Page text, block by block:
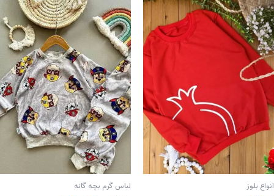
می
باشد.
گزینه
است
صفحه
محصول
انتخاب
شوند
می
باشد.
گزینه
ها
ممکن
است
در
صفحه
محصول
انتخاب
انواع بلوز لباس گرم بچه گانه